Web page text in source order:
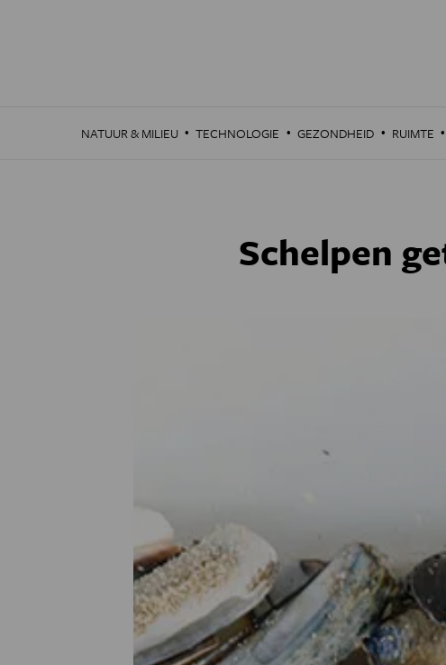
NATUUR & MILIEU · TECHNOLOGIE · GEZONDHEID · RUIMTE ·
Schelpen